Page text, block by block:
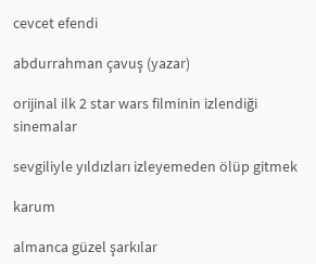
cevcet efendi
abdurrahman çavuş (yazar)
orijinal ilk 2 star wars filminin izlendiği
sinemalar
sevgiliyle yıldızları izleyemeden ölüp gitmek
karum
almanca güzel şarkılar